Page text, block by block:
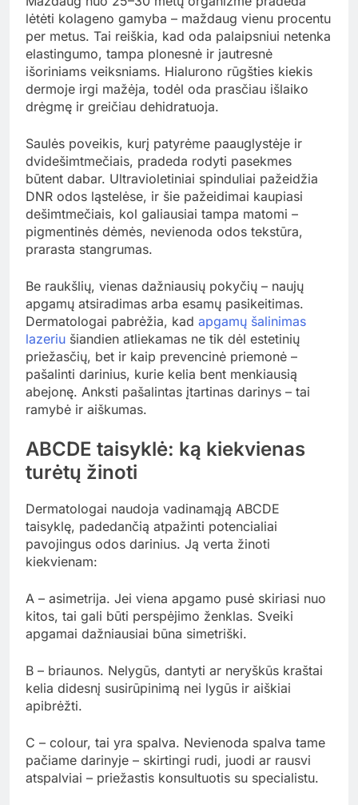
lėtėti kolageno gamyba – maždaug vienu procentu
per metus. Tai reiškia, kad oda palaipsniui netenka
elastingumo, tampa plonesnė ir jautresnė
išoriniams veiksniams. Hialurono rūgšties kiekis
dermoje irgi mažėja, todėl oda prasčiau išlaiko
drėgmę ir greičiau dehidratuoja.
Saulės poveikis, kurį patyrėme paauglystėje ir
dvidešimtmečiais, pradeda rodyti pasekmes
būtent dabar. Ultravioletiniai spinduliai pažeidžia
DNR odos ląstelėse, ir šie pažeidimai kaupiasi
dešimtmečiais, kol galiausiai tampa matomi –
pigmentinės dėmės, nevienoda odos tekstūra,
prarasta stangrumas.
Be raukšlių, vienas dažniausių pokyčių – naujų
apgamų atsiradimas arba esamų pasikeitimas.
Dermatologai pabrėžia, kad apgamų šalinimas
lazeriu šiandien atliekamas ne tik dėl estetinių
priežasčių, bet ir kaip prevencinė priemonė –
pašalinti darinius, kurie kelia bent menkiausią
abejonę. Anksti pašalintas įtartinas darinys – tai
ramybė ir aiškumas.
ABCDE taisyklė: ką kiekvienas
turėtų žinoti
Dermatologai naudoja vadinamąją ABCDE
taisyklę, padedančią atpažinti potencialiai
pavojingus odos darinius. Ją verta žinoti
kiekvienam:
A – asimetrija. Jei viena apgamo pusė skiriasi nuo
kitos, tai gali būti perspėjimo ženklas. Sveiki
apgamai dažniausiai būna simetriški.
B – briaunos. Nelygūs, dantyti ar neryškūs kraštai
kelia didesnį susirūpinimą nei lygūs ir aiškiai
apibrėžti.
C – colour, tai yra spalva. Nevienoda spalva tame
pačiame darinyje – skirtingi rudi, juodi ar rausvi
atspalviai – priežastis konsultuotis su specialistu.